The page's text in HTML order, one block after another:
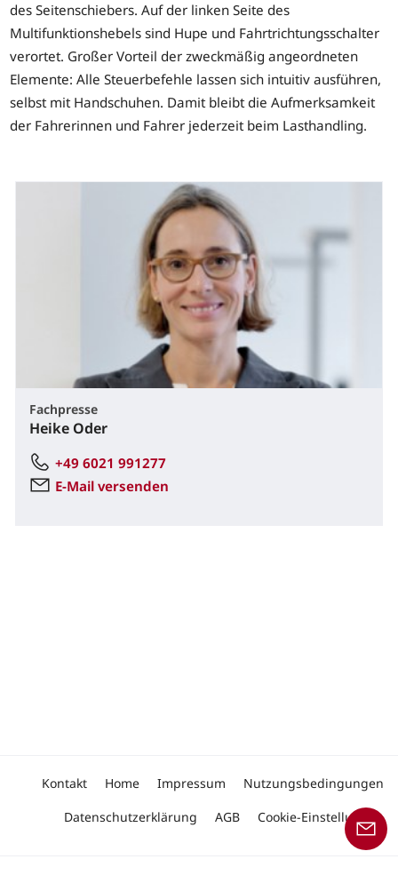
des Seitenschiebers. Auf der linken Seite des
Multifunktionshebels sind Hupe und Fahrtrichtungsschalter
verortet. Großer Vorteil der zweckmäßig angeordneten
Elemente: Alle Steuerbefehle lassen sich intuitiv ausführen,
selbst mit Handschuhen. Damit bleibt die Aufmerksamkeit
der Fahrerinnen und Fahrer jederzeit beim Lasthandling.
Fachpresse
Heike Oder
+49 6021 991277
E-Mail versenden
Kontakt Home Impressum
Nutzungsbedingungen
Datenschutzerklärung
AGB Cookie-Einstellungen